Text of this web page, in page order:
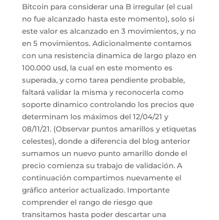
Bitcoin para considerar una B irregular (el cual
no fue alcanzado hasta este momento), solo si
este valor es alcanzado en 3 movimientos, y no
en 5 movimientos. Adicionalmente contamos
con una resistencia dinamica de largo plazo en
100.000 usd, la cual en este momento es
superada, y como tarea pendiente probable,
faltará validar la misma y reconocerla como
soporte dinamico controlando los precios que
determinam los máximos del 12/04/21 y
08/11/21. (Observar puntos amarillos y etiquetas
celestes), donde a diferencia del blog anterior
sumamos un nuevo punto amarillo donde el
precio comienza su trabajo de validación. A
continuación compartimos nuevamente el
gráfico anterior actualizado. Importante
comprender el rango de riesgo que
transitamos hasta poder descartar una